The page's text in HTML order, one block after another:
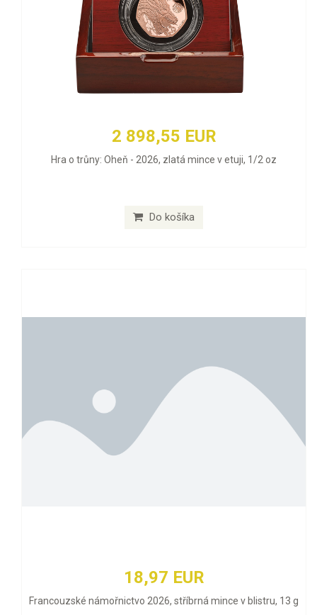
2 898,55 EUR
Hra o trůny: Oheň - 2026, zlatá mince v etuji, 1/2 oz
Do košíka
18,97 EUR
Francouzské námořnictvo 2026, stříbrná mince v blistru, 13 g